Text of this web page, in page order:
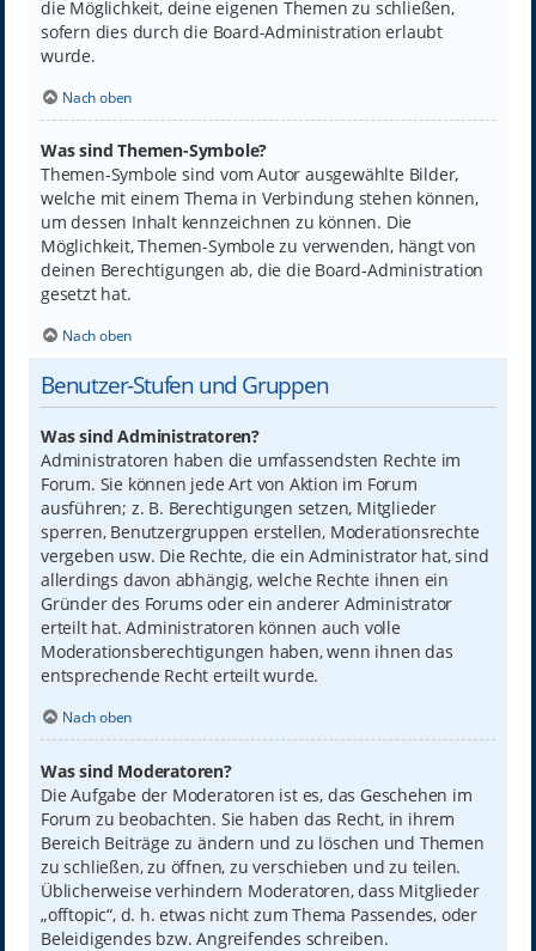
die Möglichkeit, deine eigenen Themen zu schließen,
sofern dies durch die Board-Administration erlaubt
wurde.
Nach oben
Was sind Themen-Symbole?
Themen-Symbole sind vom Autor ausgewählte Bilder,
welche mit einem Thema in Verbindung stehen können,
um dessen Inhalt kennzeichnen zu können. Die
Möglichkeit, Themen-Symbole zu verwenden, hängt von
deinen Berechtigungen ab, die die Board-Administration
gesetzt hat.
Nach oben
Benutzer-Stufen und Gruppen
Was sind Administratoren?
Administratoren haben die umfassendsten Rechte im
Forum. Sie können jede Art von Aktion im Forum
ausführen; z. B. Berechtigungen setzen, Mitglieder
sperren, Benutzergruppen erstellen, Moderationsrechte
vergeben usw. Die Rechte, die ein Administrator hat, sind
allerdings davon abhängig, welche Rechte ihnen ein
Gründer des Forums oder ein anderer Administrator
erteilt hat. Administratoren können auch volle
Moderationsberechtigungen haben, wenn ihnen das
entsprechende Recht erteilt wurde.
Nach oben
Was sind Moderatoren?
Die Aufgabe der Moderatoren ist es, das Geschehen im
Forum zu beobachten. Sie haben das Recht, in ihrem
Bereich Beiträge zu ändern und zu löschen und Themen
zu schließen, zu öffnen, zu verschieben und zu teilen.
Üblicherweise verhindern Moderatoren, dass Mitglieder
„offtopic“, d. h. etwas nicht zum Thema Passendes, oder
Beleidigendes bzw. Angreifendes schreiben.